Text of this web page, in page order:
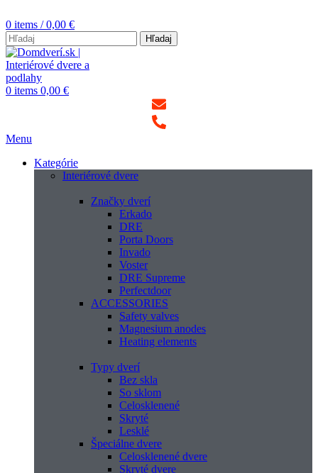
0 items / 0,00 €
Hľadaj
0 items 0,00 €
Menu
Kategórie
Interiérové dvere
Značky dverí
Erkado
DRE
Porta Doors
Invado
Voster
DRE Supreme
Perfectdoor
ACCESSORIES
Safety valves
Magnesium anodes
Heating elements
Typy dverí
Bez skla
So sklom
Celosklenené
Skryté
Lesklé
Špeciálne dvere
Celosklenené dvere
Skryté dvere